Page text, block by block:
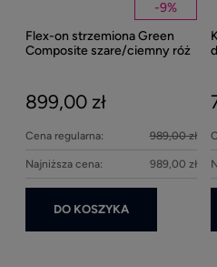
-9%
Flex-on strzemiona Green
Composite szare/ciemny róż
899,00 zł
Cena regularna: 989,00 zł
Najniższa cena: 989,00 zł
DO KOSZYKA